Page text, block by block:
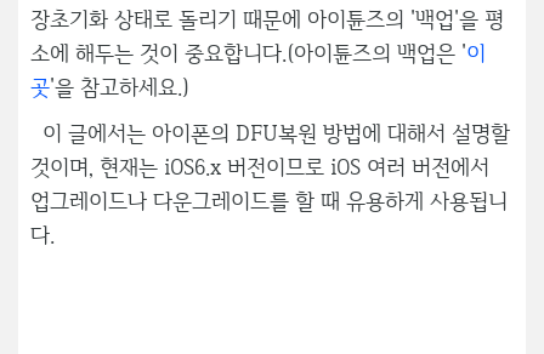
장초기화 상태로 돌리기 때문에 아이튠즈의 '백업'을 평
소에 해두는 것이 중요합니다.(아이튠즈의 백업은 '이
곳'을 참고하세요.)
이 글에서는 아이폰의 DFU복원 방법에 대해서 설명할
것이며, 현재는 iOS6.x 버전이므로 iOS 여러 버전에서
업그레이드나 다운그레이드를 할 때 유용하게 사용됩니
다.